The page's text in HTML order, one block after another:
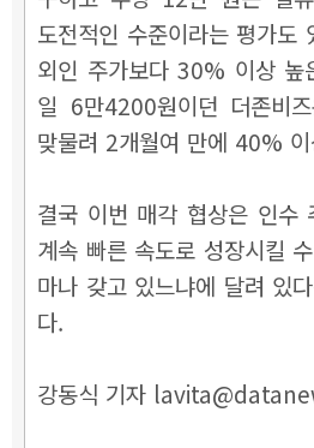
도전적인 수준이라는 평가도
외인 주가보다 30% 이상
일 6만4200원이던 더존비
맞물려 2개월여 만에 40%
결국 이번 매각 협상은 인수
계속 빠른 속도로 성장시킬
마나 갖고 있느냐에 달려 있
다.
강동식 기자